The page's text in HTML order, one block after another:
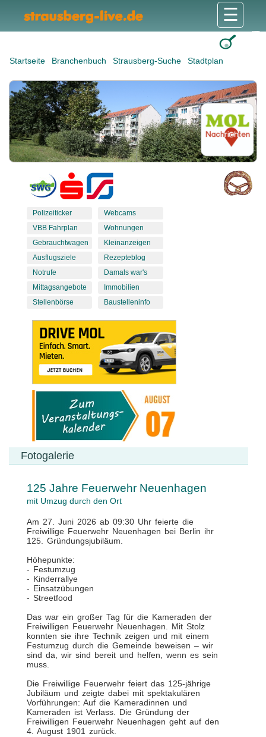
Startseite Branchenbuch Strausberg-Suche Stadtplan
☰
Polizeiticker
VBB Fahrplan
Gebrauchtwagen
Ausflugsziele
Notrufe
Mittagsangebote
Stellenbörse
Webcams
Wohnungen
Kleinanzeigen
Rezepteblog
Damals war's
Immobilien
Baustelleninfo
Fotogalerie
125 Jahre Feuerwehr Neuenhagen
mit Umzug durch den Ort
Am 27. Juni 2026 ab 09:30 Uhr feierte die
Freiwillige Feuerwehr Neuenhagen bei Berlin ihr
125. Gründungsjubiläum.
Höhepunkte:
- Festumzug
- Kinderrallye
- Einsatzübungen
- Streetfood
Das war ein großer Tag für die Kameraden der
Freiwilligen Feuerwehr Neuenhagen. Mit Stolz
konnten sie ihre Technik zeigen und mit einem
Festumzug durch die Gemeinde beweisen – wir
sind da, wir sind bereit und helfen, wenn es sein
muss.
Die Freiwillige Feuerwehr feiert das 125-jährige
Jubiläum und zeigte dabei mit spektakulären
Vorführungen: Auf die Kameradinnen und
Kameraden ist Verlass. Die Gründung der
Freiwilligen Feuerwehr Neuenhagen geht auf den
4. August 1901 zurück.